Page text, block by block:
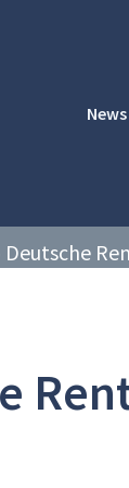
News
Deutsche